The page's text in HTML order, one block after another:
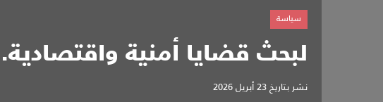
لبحث قضايا أمنية
نشر بتاريخ23 أبريل 2026
سياسة